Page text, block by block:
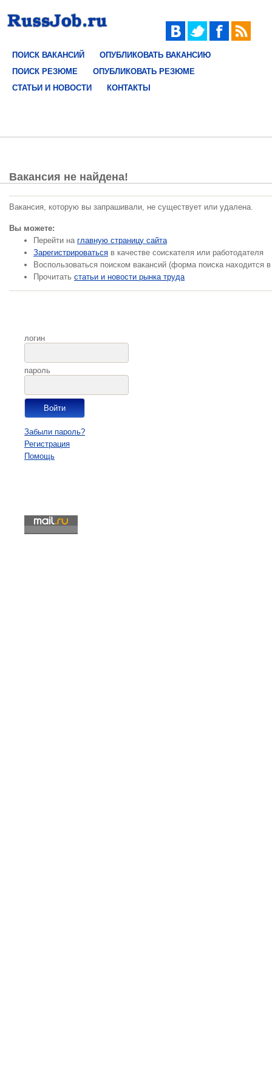
ПОИСК ВАКАНСИЙ
ОПУБЛИКОВАТЬ ВАКАНСИЮ
ПОИСК РЕЗЮМЕ
ОПУБЛИКОВАТЬ РЕЗЮМЕ
СТАТЬИ И НОВОСТИ
КОНТАКТЫ
Вакансия не найдена!
Вакансия, которую вы запрашивали, не существует или удалена.
Вы можете:
Перейти на главную страницу сайта
Зарегистрироваться в качестве соискателя или работодателя
Воспользоваться поиском вакансий (форма поиска находится
Прочитать статьи и новости рынка труда
логин
пароль
Забыли пароль?
Регистрация
Помощь